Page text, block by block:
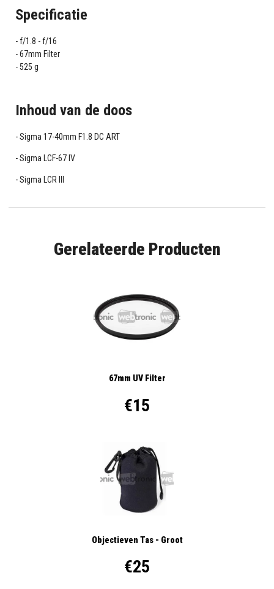
Specificatie
f/1.8 - f/16
67mm Filter
525 g
Inhoud van de doos
Sigma 17-40mm F1.8 DC ART
Sigma LCF-67 IV
Sigma LCR III
Gerelateerde Producten
67mm UV Filter
€15
Objectieven Tas - Groot
€25